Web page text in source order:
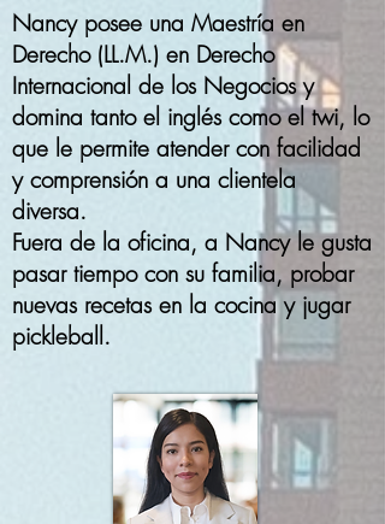
Nancy posee una Maestría en
Derecho (LL.M.) en Derecho
Internacional de los Negocios y
domina tanto el inglés como el twi, lo
que le permite atender con facilidad
y comprensión a una clientela
diversa.
Fuera de la oficina, a Nancy le gusta
pasar tiempo con su familia, probar
nuevas recetas en la cocina y jugar
pickleball.